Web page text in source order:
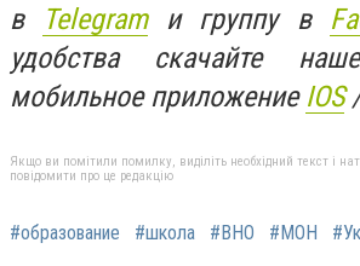
в
Telegramи группу в
удобства скачайте
мобильное приложение IOS
Якщо ви помітили помилку, виділіть необхідний текст і
повідомити про це редакцію
#образование #школа #ВНО #МОН